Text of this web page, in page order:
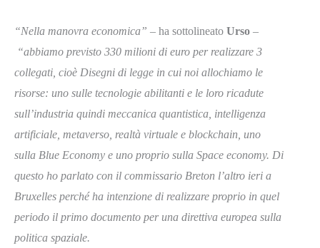
“Nella manovra economica” – ha sottolineato Urso –
“abbiamo previsto 330 milioni di euro per realizzare 3
collegati, cioè Disegni di legge in cui noi allochiamo le
risorse: uno sulle tecnologie abilitanti e le loro ricadute
sull’industria quindi meccanica quantistica, intelligenza
artificiale, metaverso, realtà virtuale e blockchain, uno
sulla Blue Economy e uno proprio sulla Space economy. Di
questo ho parlato con il commissario Breton l’altro ieri a
Bruxelles perché ha intenzione di realizzare proprio in quel
periodo il primo documento per una direttiva europea sulla
politica spaziale.